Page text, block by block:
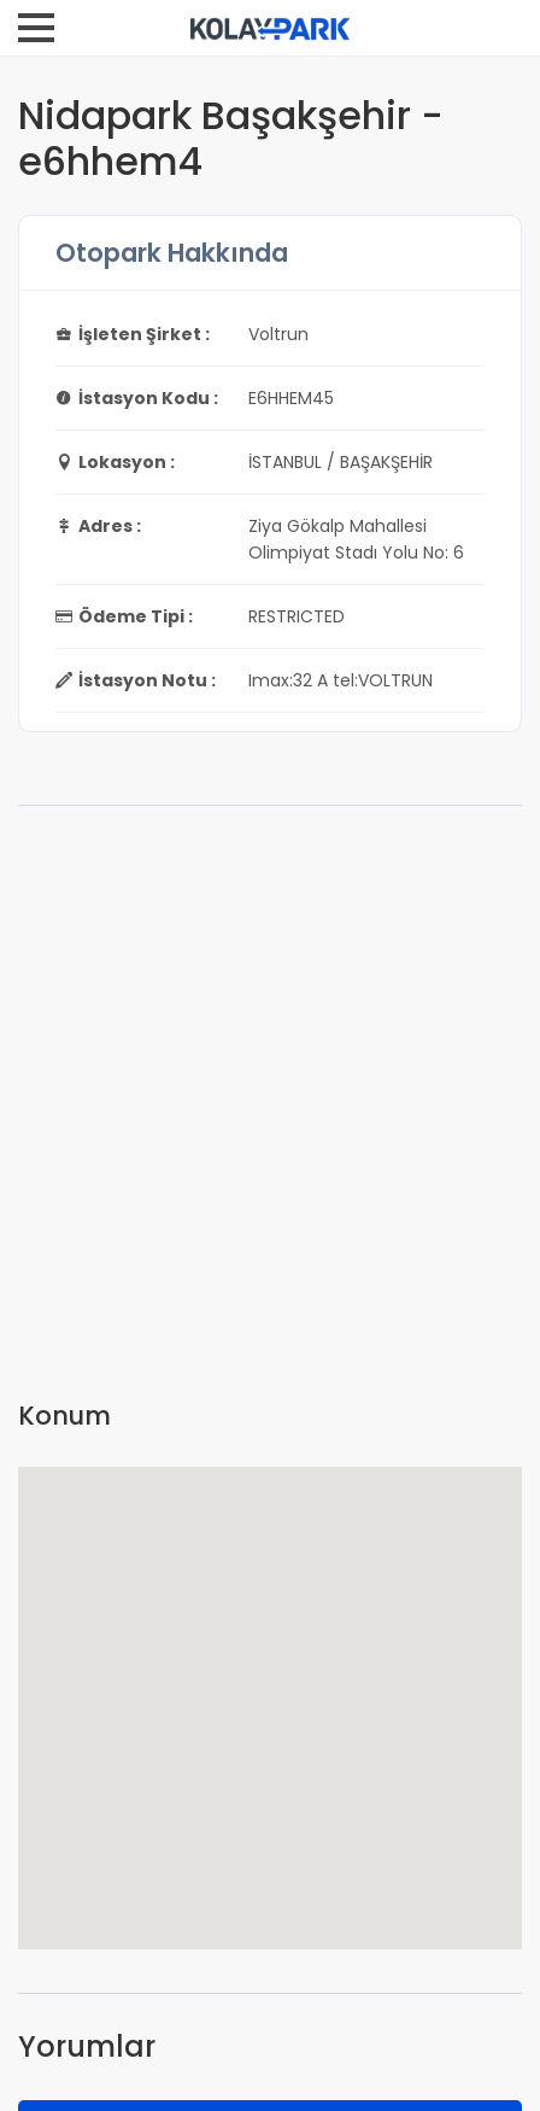
Nidapark Başakşehir -
e6hhem4
Otopark Hakkında
İşleten Şirket : Voltrun
İstasyon Kodu : E6HHEM45
Lokasyon : İSTANBUL / BAŞAKŞEHİR
Adres :
Ziya Gökalp Mahallesi
Olimpiyat Stadı Yolu No: 6
Ödeme Tipi : RESTRICTED
İstasyon Notu : Imax:32 A tel:VOLTRUN
Konum
Yorumlar